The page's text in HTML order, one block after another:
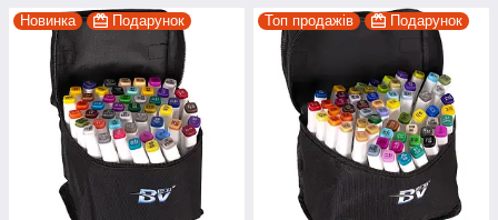
Новинка Подарунок Топ продажів Подарунок